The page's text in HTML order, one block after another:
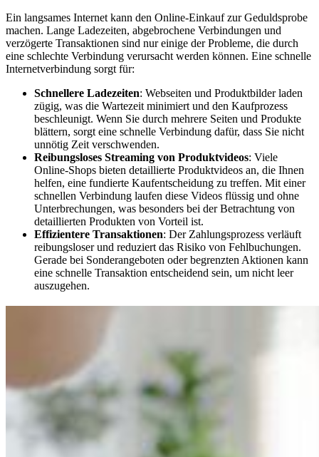
Ein langsames Internet kann den Online-Einkauf zur Geduldsprobe
machen. Lange Ladezeiten, abgebrochene Verbindungen und
verzögerte Transaktionen sind nur einige der Probleme, die durch
eine schlechte Verbindung verursacht werden können. Eine schnelle
Internetverbindung sorgt für:
Schnellere Ladezeiten: Webseiten und Produktbilder laden
zügig, was die Wartezeit minimiert und den Kaufprozess
beschleunigt. Wenn Sie durch mehrere Seiten und Produkte
blättern, sorgt eine schnelle Verbindung dafür, dass Sie nicht
unnötig Zeit verschwenden.
Reibungsloses Streaming von Produktvideos: Viele
Online-Shops bieten detaillierte Produktvideos an, die Ihnen
helfen, eine fundierte Kaufentscheidung zu treffen. Mit einer
schnellen Verbindung laufen diese Videos flüssig und ohne
Unterbrechungen, was besonders bei der Betrachtung von
detaillierten Produkten von Vorteil ist.
Effizientere Transaktionen: Der Zahlungsprozess verläuft
reibungsloser und reduziert das Risiko von Fehlbuchungen.
Gerade bei Sonderangeboten oder begrenzten Aktionen kann
eine schnelle Transaktion entscheidend sein, um nicht leer
auszugehen.